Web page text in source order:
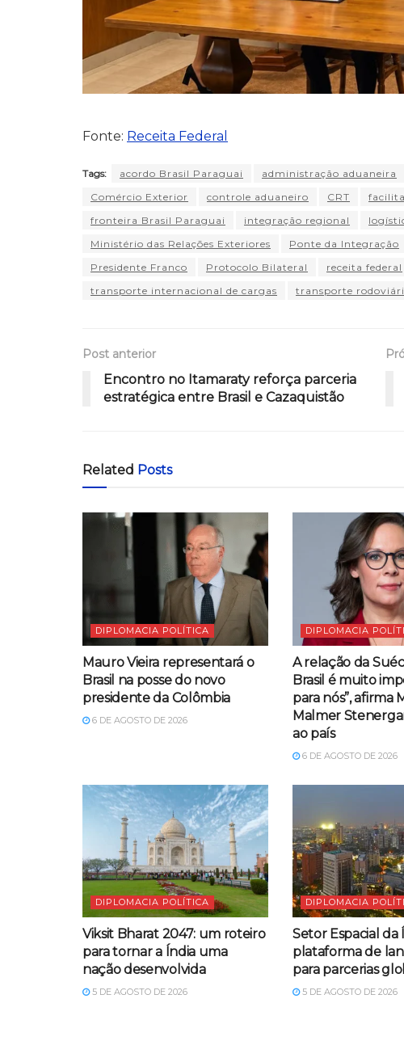
Fonte: Receita Federal
Tags: acordo Brasil Paraguai administração aduaneira
Comércio Exterior
controle aduaneiro CRT
fronteira Brasil Paraguai
integração regional
Ministério das Relações Exteriores
Ponte da Integração
Presidente Franco
Protocolo Bilateral receita federal
transporte internacional de cargas
transporte
Post anterior
Encontro no Itamaraty reforça parceria
estratégica entre Brasil e Cazaquistão
Related Posts
DIPLOMACIA POLÍTICA
Mauro Vieira representará o
Brasil na posse do novo
presidente da Colômbia
6 DE AGOSTO DE 2026
DIPLOMACIA
A relação da
Brasil é muito
para nós”, afirma
Malmer
ao país
6 DE AGOSTO DE 2026
DIPLOMACIA POLÍTICA
Viksit Bharat 2047: um roteiro
para tornar a Índia uma
nação desenvolvida
5 DE AGOSTO DE 2026
DIPLOMACIA
Setor Espacial da
plataforma de
para parcerias
5 DE AGOSTO DE 2026